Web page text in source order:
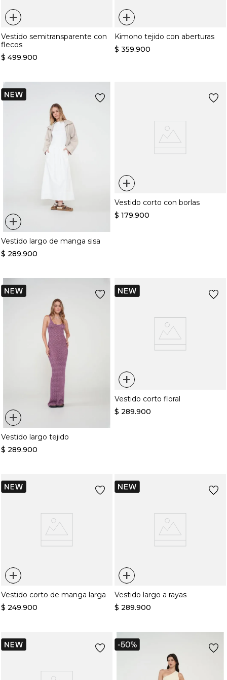
+
Vestido semitransparente con
flecos
$ 499.900
+
Kimono tejido con aberturas
$ 359.900
+
Vestido largo de manga sisa
$ 289.900
+
Vestido corto con borlas
$ 179.900
+
Vestido largo tejido
$ 289.900
+
Vestido corto floral
$ 289.900
+
Vestido corto de manga larga
$ 249.900
+
Vestido largo a rayas
$ 289.900